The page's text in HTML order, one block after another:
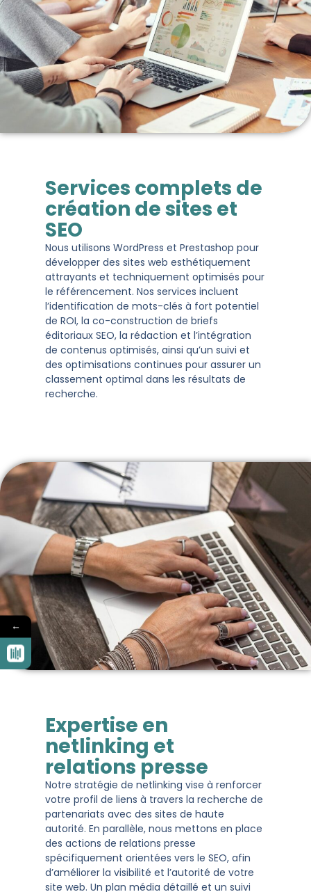
Services complets de
création de sites et
SEO
Nous utilisons WordPress et Prestashop pour
développer des sites web esthétiquement
attrayants et techniquement optimisés pour
le référencement. Nos services incluent
l’identification de mots-clés à fort potentiel
de ROI, la co-construction de briefs
éditoriaux SEO, la rédaction et l’intégration
de contenus optimisés, ainsi qu’un suivi et
des optimisations continues pour assurer un
classement optimal dans les résultats de
recherche.
Expertise en
netlinking et
relations presse
Notre stratégie de netlinking vise à renforcer
votre profil de liens à travers la recherche de
partenariats avec des sites de haute
autorité. En parallèle, nous mettons en place
des actions de relations presse
spécifiquement orientées vers le SEO, afin
d’améliorer la visibilité et l’autorité de votre
site web. Un plan média détaillé et un suivi
←